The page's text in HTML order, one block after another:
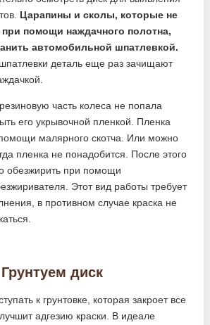
Царапины и сколы, которые не
помощи наждачного полотна,
автомобильной шпатлевкой.
деталь еще раз зачищают
часть колеса не попала
его укрывочной пленкой. Пленка
малярного скотча. Или можно
пленка не понадобится. После этого
обезжирить при помощи
Этот вид работы требует
в противном случае краска не
Грунтуем диск
к грунтовке, которая закроет все
адгезию краски. В идеале